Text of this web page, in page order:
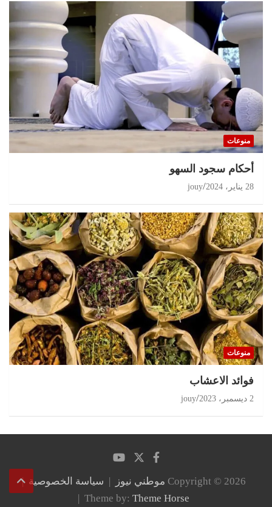
منوعات
أحكام سجود السهو
28 يناير، 2024 jouy
منوعات
‏فوائد الاعشاب
2 ديسمبر، 2023 jouy
Copyright © 2026 موطني نيوز
سياسة الخصوصية
Theme by: Theme Horse